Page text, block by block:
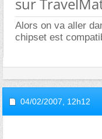
Alors on va aller
chipset est
04/02/2007, 12h12